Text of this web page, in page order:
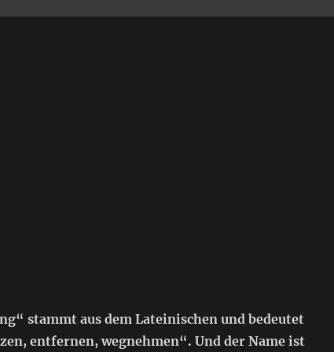
stammt aus dem Lateinischen und bedeutet
entfernen, wegnehmen“. Und der Name ist